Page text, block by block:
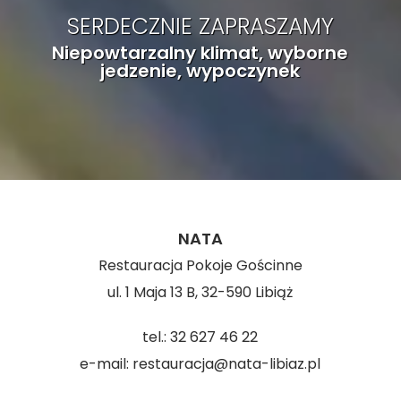
SERDECZNIE ZAPRASZAMY
Niepowtarzalny klimat, wyborne
jedzenie, wypoczynek
NATA
Restauracja Pokoje Gościnne
ul. 1 Maja 13 B, 32-590 Libiąż
tel.:32 627 46 22
e-mail: restauracja@nata-libiaz.pl